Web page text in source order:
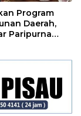
Program
Daerah,
Paripurna